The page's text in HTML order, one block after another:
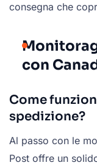
consegna che
con
Come
spedizione?
Al passo con le
Post offre un